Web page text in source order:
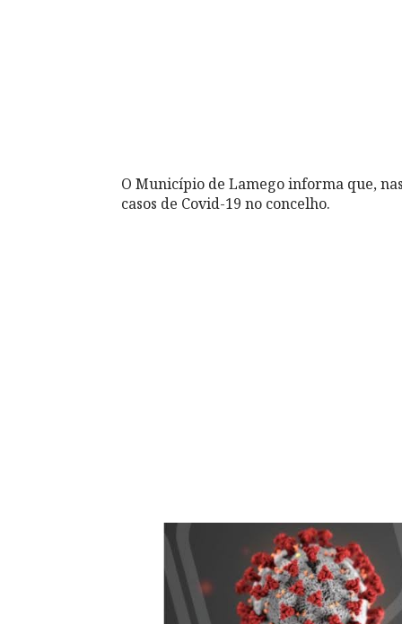
O Município de Lamego informa que,
casos de Covid-19 no concelho.